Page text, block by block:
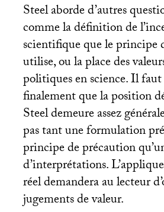
Steel aborde d’autres
comme la définition de
scientifique que le principe
utilise, ou la place des
politiques en science. Il
finalement que la position
Steel demeure assez
pas tant une formulation
principe de précaution
d’interprétations.
réel demandera au lecteur
jugements de valeur.